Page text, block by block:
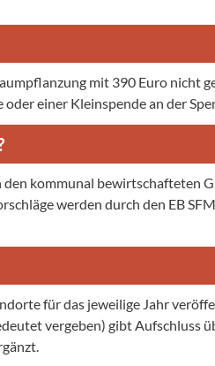
mit 390 Euro nicht
einer Kleinspende an der
kommunal bewirtschafteten
werden durch den EB
für das jeweilige Jahr
vergeben) gibt Aufschluss